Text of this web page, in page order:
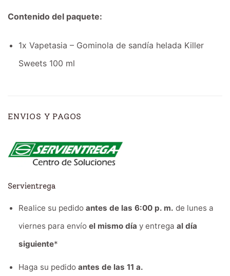
Contenido del paquete:
1x Vapetasia – Gominola de sandía helada Killer
Sweets 100 ml
ENVIOS Y PAGOS
Servientrega
Realice su pedido antes de las 6:00 p. m. de lunes a
viernes para envío el mismo día y entrega al día
siguiente*
Haga su pedido antes de las 11 a.